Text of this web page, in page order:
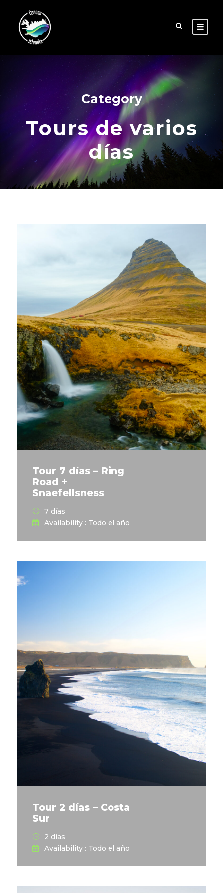
Category
Tours de varios
días
Tour 7 días – Ring
Road +
Snaefellsness
7 días
Availability : Todo el año
Tour 2 días – Costa
Sur
2 días
Availability : Todo el año